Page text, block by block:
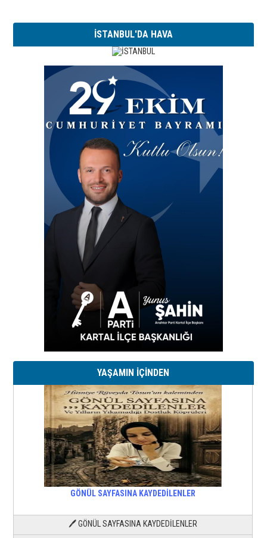
İSTANBUL'DA HAVA
YAŞAMIN İÇİNDEN
GÖNÜL SAYFASINA KAYDEDİLENLER
🖊 GÖNÜL SAYFASINA KAYDEDİLENLER